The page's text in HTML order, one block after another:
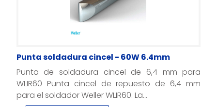
Punta soldadura cincel - 60W 6.4mm
Punta de soldadura cincel de 6,4 mm para
WLIR60 Punta cincel de repuesto de 6,4 mm
para el soldador Weller WLIR60. La...